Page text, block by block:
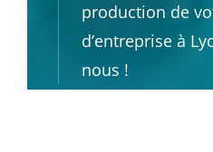
production de
d’entreprise à
nous !